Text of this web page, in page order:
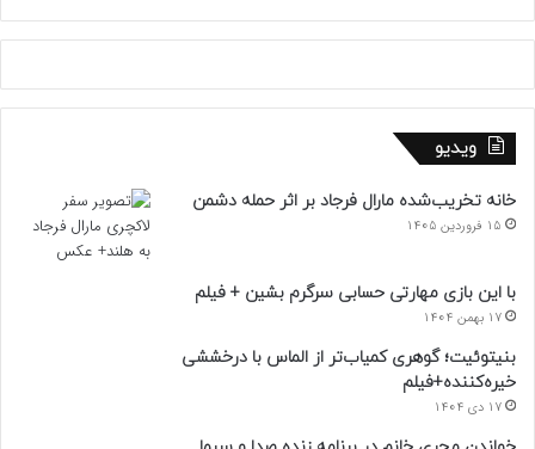
ویدیو
خانه تخریب‌شده مارال فرجاد بر اثر حمله دشمن
15 فروردین 1405
با این بازی مهارتی حسابی سرگرم بشین + فیلم
17 بهمن 1404
بنیتوئیت؛ گوهری کمیاب‌تر از الماس با درخششی
خیره‌کننده+فیلم
17 دی 1404